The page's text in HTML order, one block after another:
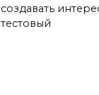
создавать
тестовый